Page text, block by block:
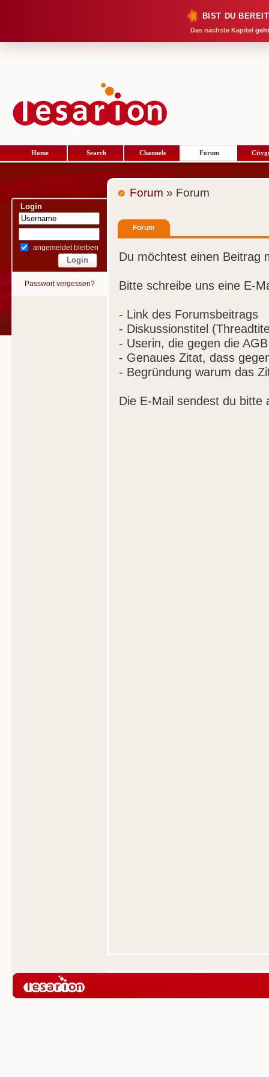
BIST DU
Das nächste Kapitel
Home Search Channels Forum
Login
angemeldet bleiben
Passwort vergessen?
Forum » Forum
Forum
Du möchtest einen Beitrag
Bitte schreibe uns eine E-
- Link des Forumsbeitrags
- Diskussionstitel
- Userin, die gegen die
- Genaues Zitat, dass
- Begründung warum das
Die E-Mail sendest du bitte